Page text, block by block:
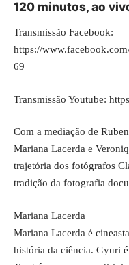
120 minutos, ao
Transmissão Facebook:
https://
69
Transmissão Youtube:
Com a mediação de
Mariana Lacerda e
trajetória dos fotógrafos
tradição da fotografia
Mariana Lacerda
Mariana Lacerda é
história da ciência. Gyuri